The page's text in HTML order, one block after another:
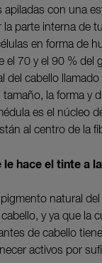
apiladas con una
parte interna de
en forma de
el 70 y el 90 % del
del cabello
tamaño, la forma y
es el núcleo
al centro de la
le hace el tinte a
natural
y ya que la
de cabello
activos por